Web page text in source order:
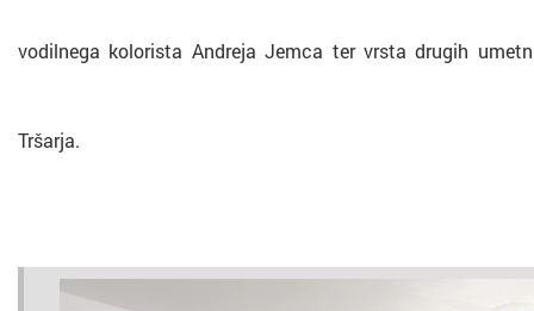
vodilnega kolorista Andreja Jemca ter vrsta drugih
Tršarja.